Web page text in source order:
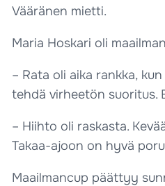
Vääränen mietti.
Maria Hoskari oli
– Rata oli aika rankka,
tehdä virheetön suoritus.
– Hiihto oli raskasta.
Takaa-ajoon on hyvä
Maailmancup päättyy